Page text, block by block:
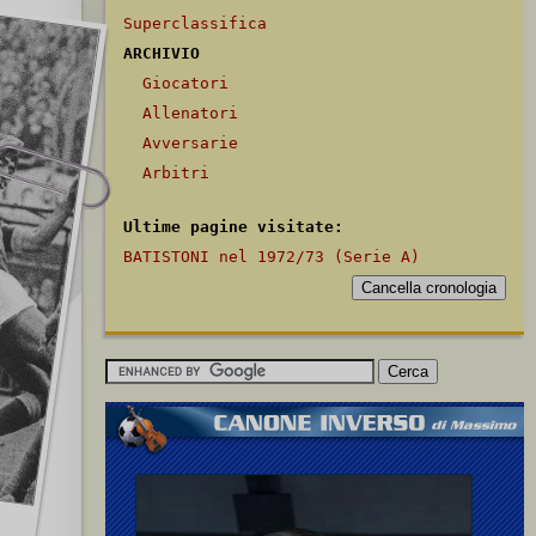
Superclassifica
ARCHIVIO
Giocatori
Allenatori
Avversarie
Arbitri
Ultime pagine visitate:
BATISTONI nel 1972/73 (Serie A)